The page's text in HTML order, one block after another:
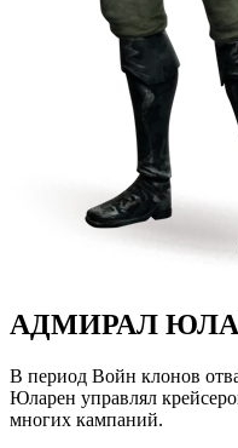
АДМИРАЛ
В период Войн клонов
Юларен управлял
многих кампаний.